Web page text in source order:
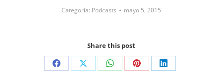
Categoría: Podcasts mayo 5, 2015
Share this post